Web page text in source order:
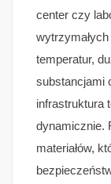
center czy
temperatur,
substancjami
infrastruktura
dynamicznie.
materiałów,